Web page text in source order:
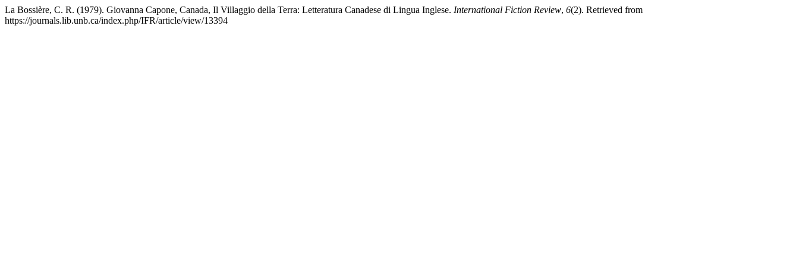
La Bossière, C. R. (1979). Giovanna Capone, Canada, Il Villaggio della Terra: Letteratura Canadese di Lingua Inglese. International Fiction Review, 6(2). Retrieved from
https://journals.lib.unb.ca/index.php/IFR/article/view/13394